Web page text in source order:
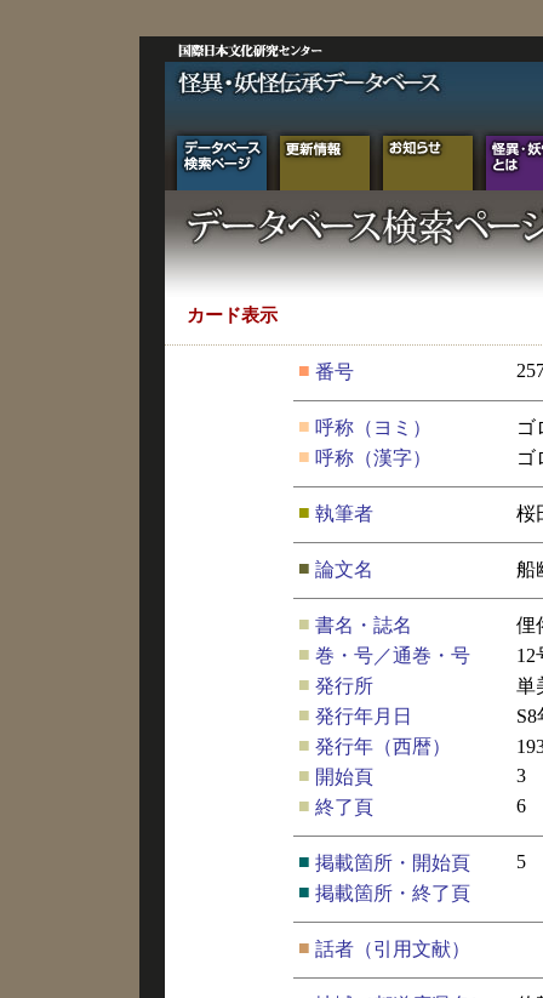
カード表示
■ 番号
■ 呼称（ヨミ）
ゴ
■ 呼称（漢字） ゴ
■ 執筆者 桜
■ 論文名 船
■ 書名・誌名
俚
■ 巻・号／通巻・号
12
■ 発行所
単
■ 発行年月日
■ 発行年（西暦）
■ 開始頁
3
■ 終了頁 6
■ 掲載箇所・開始頁
5
■ 掲載箇所・終了頁
■ 話者（引用文献）